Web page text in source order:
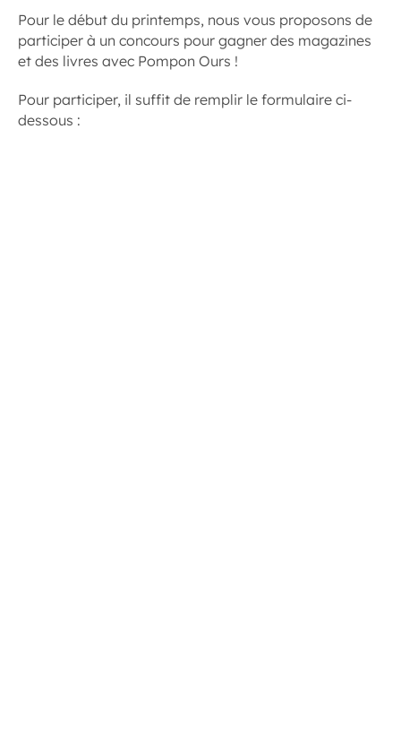
Pour le début du printemps, nous vous proposons de
participer à un concours pour gagner des magazines
et des livres avec Pompon Ours !
Pour participer, il suffit de remplir le formulaire ci-
dessous :